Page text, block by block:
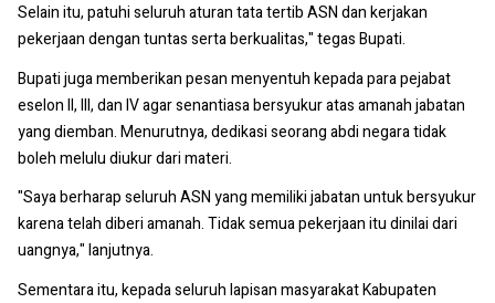
Selain itu, patuhi seluruh aturan tata tertib ASN dan kerjakan
pekerjaan dengan tuntas serta berkualitas," tegas Bupati.
Bupati juga memberikan pesan menyentuh kepada para pejabat
eselon II, III, dan IV agar senantiasa bersyukur atas amanah jabatan
yang diemban. Menurutnya, dedikasi seorang abdi negara tidak
boleh melulu diukur dari materi.
"Saya berharap seluruh ASN yang memiliki jabatan untuk bersyukur
karena telah diberi amanah. Tidak semua pekerjaan itu dinilai dari
uangnya," lanjutnya.
Sementara itu, kepada seluruh lapisan masyarakat Kabupaten